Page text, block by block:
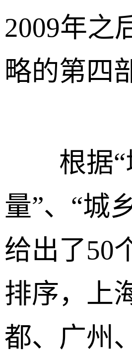
2009年之
略的第四
根据“城
量”、“城
给出了50
排序，上
都、广州